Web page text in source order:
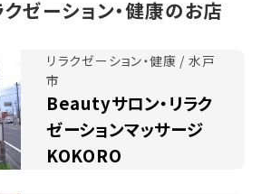
ゼーション・健康のお店
リラクゼーション・健康 / 水戸
市
Beautyサロン・リラク
ゼーションマッサージ
KOKORO